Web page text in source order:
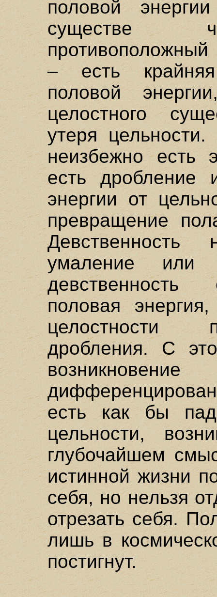
половой
существе
– есть
половой
целостного
утеря
неизбежно есть
есть дробление
энергии от
превращение
умаление или
девственность
половая
целостности
дробления. С
есть как бы
цельности,
глубочайшем
истинной жизни
себя, но нельзя
отрезать себя.
лишь в
постигнут.